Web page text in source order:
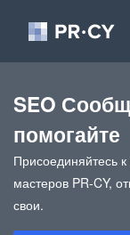
SEO
помогайте
Присоединяйтесь
мастеров PR-CY,
свои.